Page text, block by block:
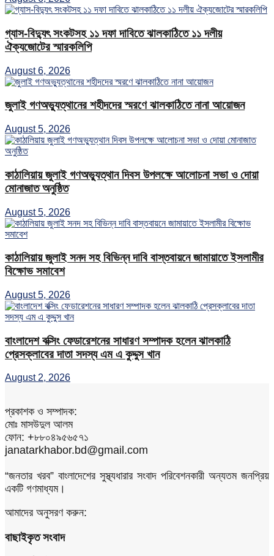
গ্যাস-বিদ্যুৎ সংকটসহ ১১ দফা দাবিতে ঝালকাঠিতে ১১ দলীয়
ঐক্যজোটের স্মারকলিপি
August 6, 2026
জুলাই গণঅভ্যুত্থানের শহীদদের স্মরণে ঝালকাঠিতে নানা আয়োজন
August 5, 2026
কাঠালিয়ায় জুলাই গণঅভ্যুত্থান দিবস উপলক্ষে আলোচনা সভা ও দোয়া
মোনাজাত অনুষ্ঠিত
August 5, 2026
কাঠালিয়ায় জুলাই সনদ সহ বিভিন্ন দাবি বাস্তবায়নে জামায়াতে ইসলামীর
বিক্ষোভ সমাবেশ
August 5, 2026
বাংলাদেশ বক্সিং ফেডারেশনের সাধারণ সম্পাদক হলেন ঝালকাঠি
প্রেসক্লাবের দাতা সদস্য এম এ কুদ্দুস খান
August 2, 2026
প্রকাশক ও সম্পাদক:
মোঃ মাসউদুল আলম
ফোন: +৮৮০৪৯৫৬৫৭১
janatarkhabor.bd@gmail.com
“জনতার খরব” বাংলাদেশের সুস্থ্যধারার সংবাদ পরিবেশনকারী অন্যতম জনপ্রিয়
একটি গণমাধ্যম।
আমাদের অনুসরণ করুন:
বাছাইকৃত সংবাদ